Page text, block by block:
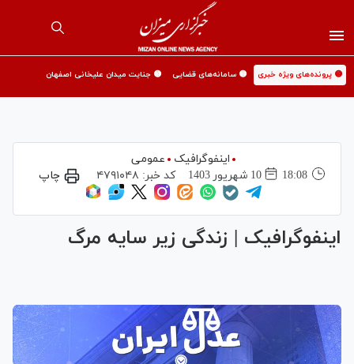
🟡 پرونده‌های ویژه خبری 🟡 سامانه‌های قضایی 🟡 جنایت میدان علیخانی اصفهان
اینفوگرافیک
عمومی
18:08
10 شهريور 1403 کد خبر: ۴۷۹۱۰۴۸ چاپ
اینفوگرافیک | زندگی زیر سایه مرگ